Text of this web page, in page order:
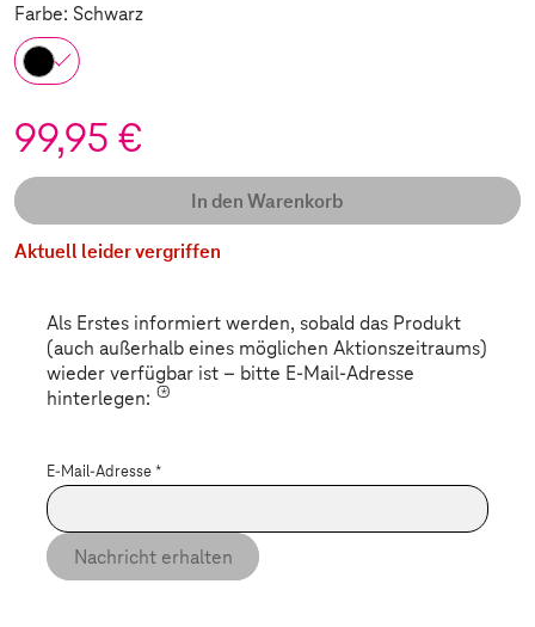
Farbe: Schwarz
99,95 €
In den Warenkorb
Aktuell leider vergriffen
Als Erstes informiert werden, sobald das Produkt
(auch außerhalb eines möglichen Aktionszeitraums)
wieder verfügbar ist – bitte E-Mail-Adresse
hinterlegen: *
E-Mail-Adresse*
Nachricht erhalten